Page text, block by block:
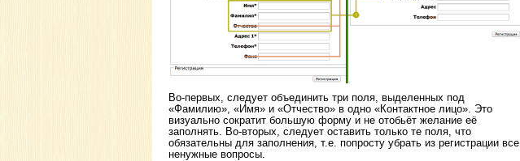
Во-первых, следует объединить три поля, выделенных под
«Фамилию», «Имя» и «Отчество» в одно «Контактное лицо». Это
визуально сократит большую форму и не отобьёт желание её
заполнять. Во-вторых, следует оставить только те поля, что
обязательны для заполнения, т.е. попросту убрать из регистрации все
ненужные вопросы.